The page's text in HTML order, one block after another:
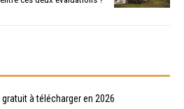
à télécharger en 2026